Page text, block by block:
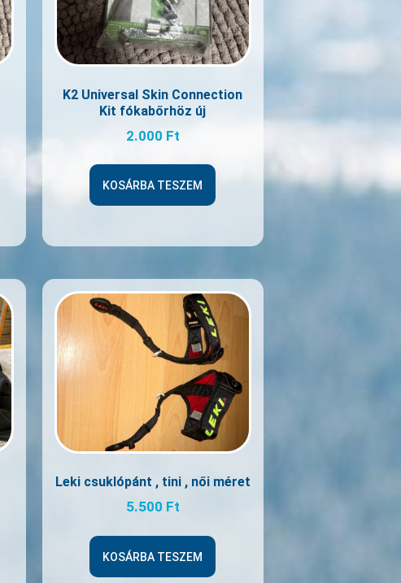
K2 Universal Skin Connection
Kit fókabőrhöz új
2.000 Ft
KOSÁRBA TESZEM
Leki csuklópánt , tini , női méret
5.500 Ft
KOSÁRBA TESZEM